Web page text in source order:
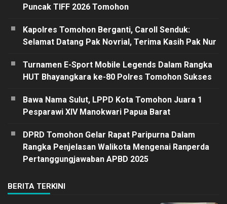
Puncak TIFF 2026 Tomohon
Kapolres Tomohon Berganti, Caroll Senduk:
Selamat Datang Pak Novrial, Terima Kasih Pak Nur
Turnamen E-Sport Mobile Legends Dalam Rangka
HUT Bhayangkara ke-80 Polres Tomohon Sukses
Bawa Nama Sulut, LPPD Kota Tomohon Juara 1
Pesparawi XIV Manokwari Papua Barat
DPRD Tomohon Gelar Rapat Paripurna Dalam
Rangka Penjelasan Walikota Mengenai Ranperda
Pertanggungjawaban APBD 2025
BERITA TERKINI